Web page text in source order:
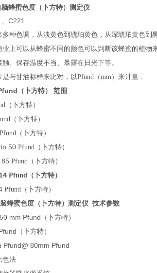
脑蜂蜜色度（卜方特）测定仪
C221
多种色调，从淡黄色到琥珀黄色，从深琥珀黄色
业上可以从蜂蜜不同的颜色可以判断该蜂蜜的植
、保存温度不当、暴露在日光下等。
与甘油标样来比对，以Pfund（mm）来计量
（卜方特）
范围
（卜方特）
（卜方特）
Pfund（卜方特）
to 50Pfund（卜方特）
85Pfund（卜方特）
Pfund（卜方特）
Pfund（卜方特）
蜂蜜色度（卜方特）测定仪 技术参数
mm Pfund（ 卜方特）
（ 卜方特）
Pfund@ 80mm Pfund
色法